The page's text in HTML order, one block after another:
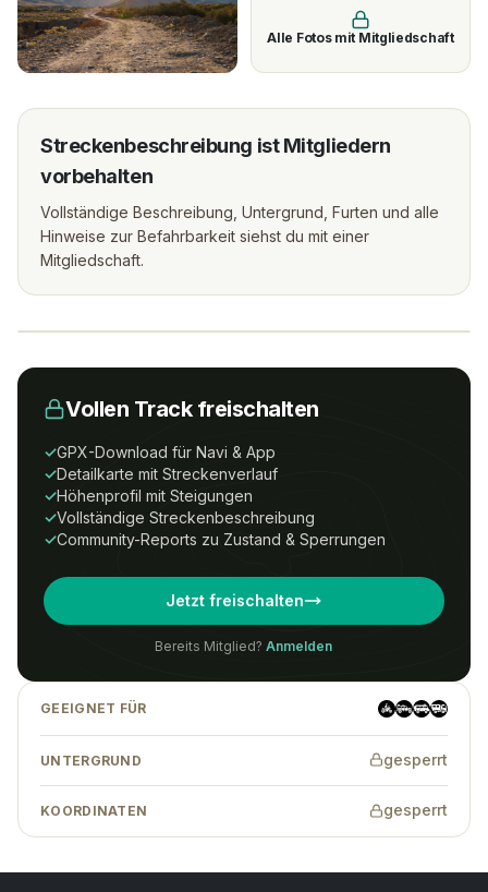
Alle Fotos mit Mitgliedschaft
Streckenbeschreibung ist Mitgliedern
vorbehalten
Vollständige Beschreibung, Untergrund, Furten und alle
Hinweise zur Befahrbarkeit siehst du mit einer
Mitgliedschaft.
Um Zugriff auf diesen Track zu erhalten,
Access Abonnement.
Preise Anmelden Registrieren
auch ohne Abonnement auf den Track
zugreifen.
Vollen Track freischalten
✓GPX-Download für Navi & App
✓Detailkarte mit Streckenverlauf
✓Höhenprofil mit Steigungen
✓Vollständige Streckenbeschreibung
✓Community-Reports zu Zustand & Sperrungen
Jetzt freischalten
Bereits Mitglied? Anmelden
GEEIGNET FÜR
UNTERGRUND gesperrt
KOORDINATEN gesperrt